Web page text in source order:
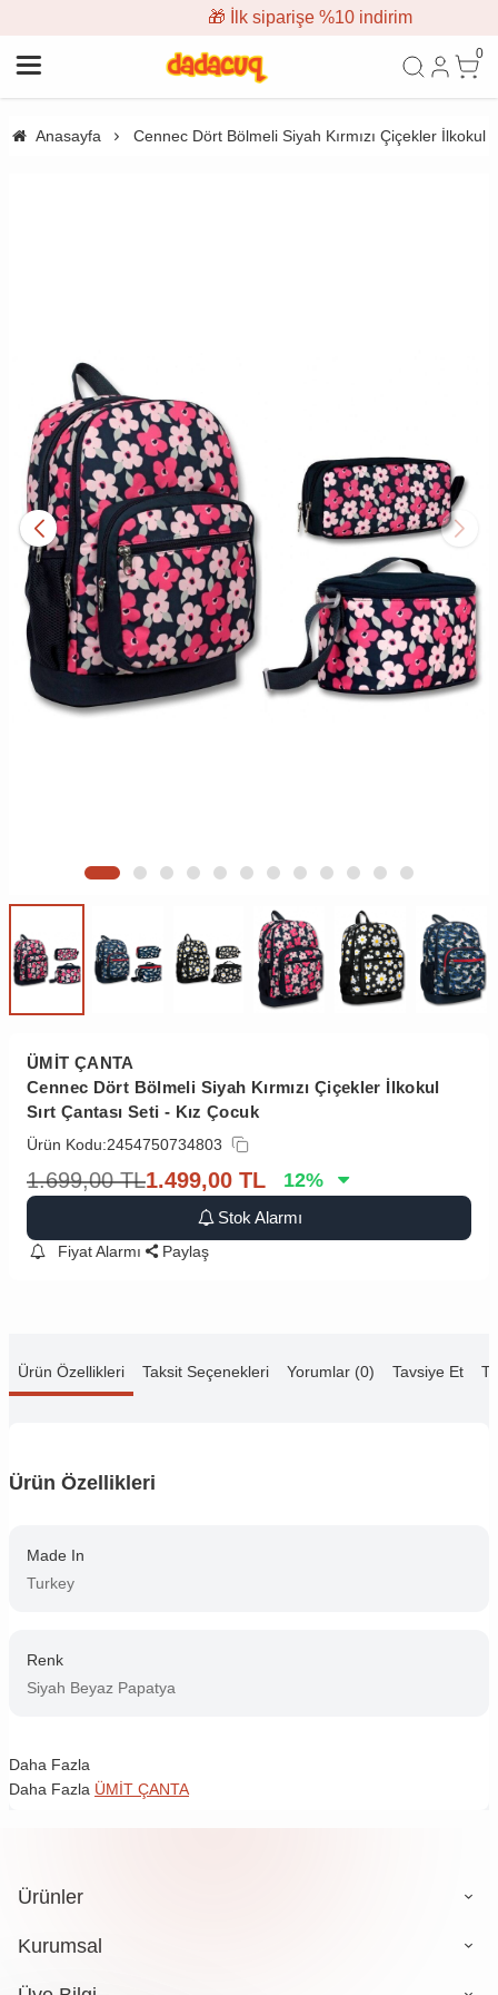
🎁 İlk siparişe %10 indirim
0
Anasayfa Cennec Dört Bölmeli Siyah Kırmızı Çiçekler İlkokul
ÜMİT ÇANTA
Cennec Dört Bölmeli Siyah Kırmızı Çiçekler İlkokul
Sırt Çantası Seti - Kız Çocuk
Ürün Kodu:2454750734803
1.699,00 TL1.499,00 TL 12%
Stok Alarmı
Fiyat Alarmı Paylaş
Ürün Özellikleri Taksit Seçenekleri Yorumlar (0) Tavsiye Et
Ürün Özellikleri
Made In
Turkey
Renk
Siyah Beyaz Papatya
Daha Fazla
Daha Fazla ÜMİT ÇANTA
Ürünler
Kurumsal